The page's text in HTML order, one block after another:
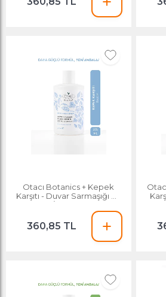
Otacı Botanics + Kepek
Karşıtı - Duvar Sarmaşığı ve
Çinko İçeren Bitkisel
Şampuan 375 Ml
360,85 TL